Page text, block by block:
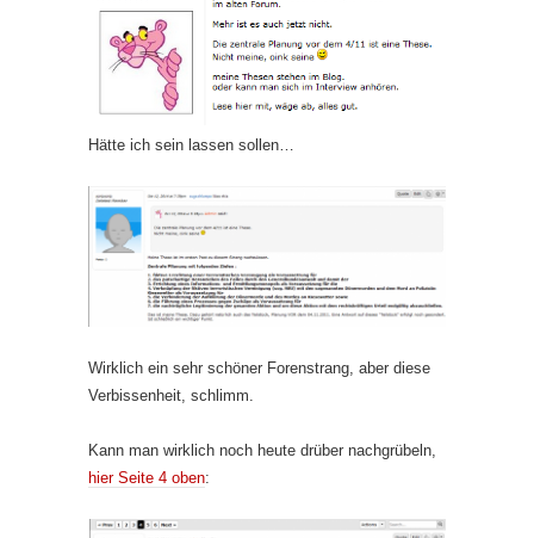
Hätte ich sein lassen sollen…
Wirklich ein sehr schöner Forenstrang, aber diese
Verbissenheit, schlimm.
Kann man wirklich noch heute drüber nachgrübeln,
hier Seite 4 oben: